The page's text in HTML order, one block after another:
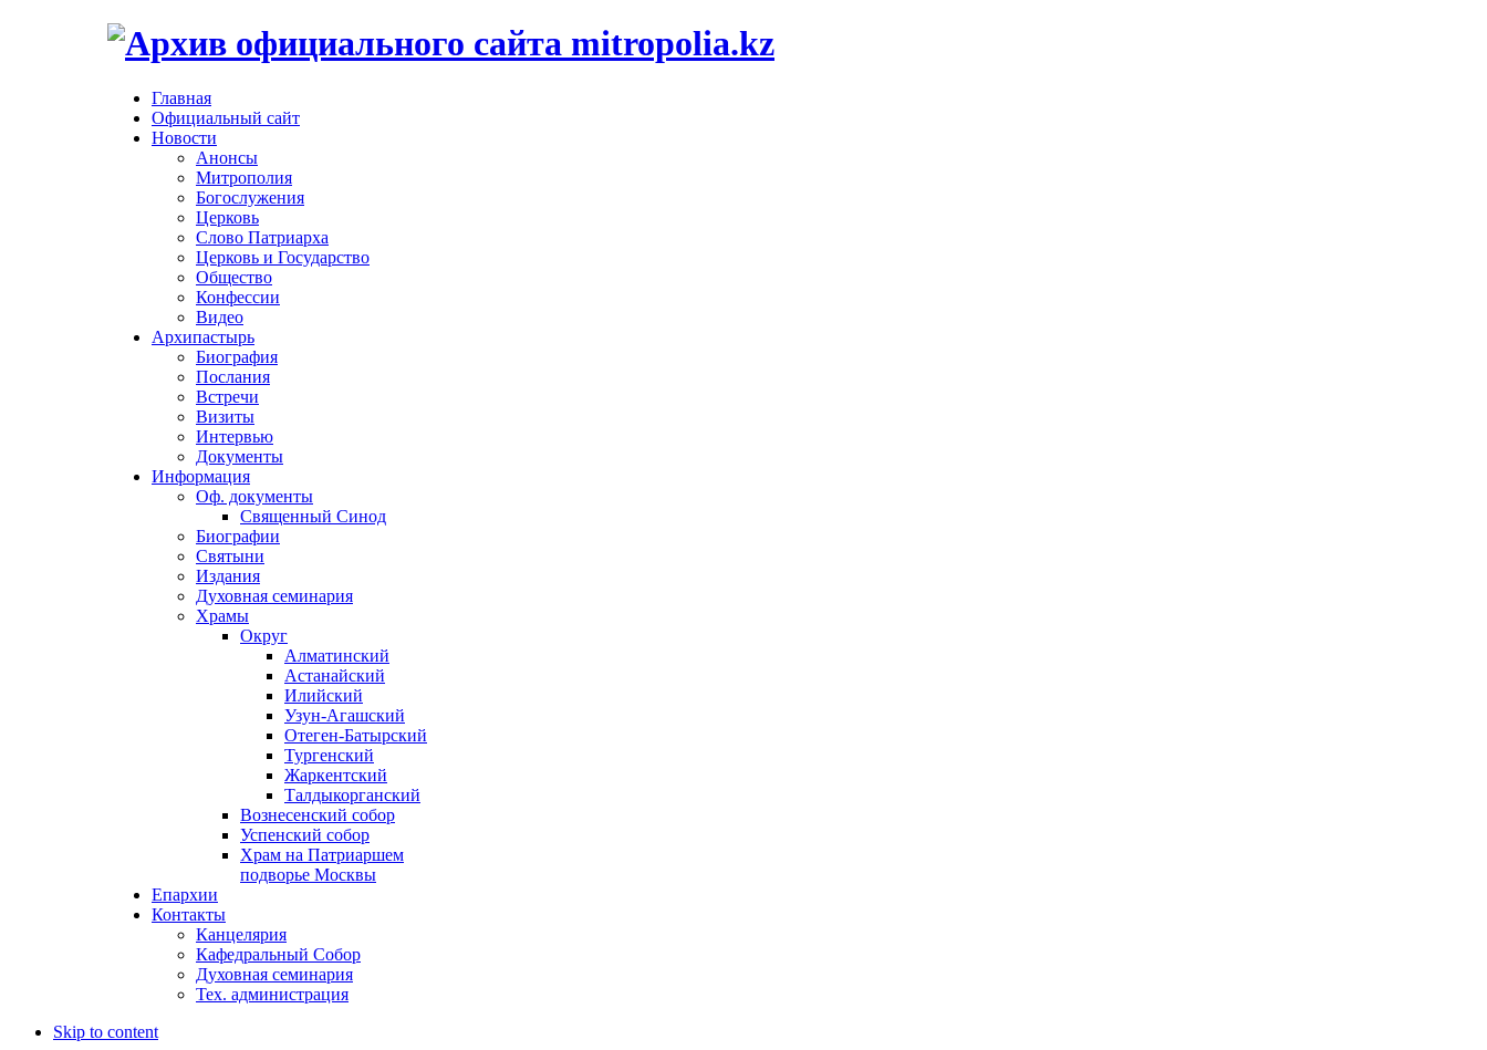
Главная
Официальный сайт
Новости
Анонсы
Митрополия
Богослужения
Церковь
Слово Патриарха
Церковь и Государство
Общество
Конфессии
Видео
Архипастырь
Биография
Послания
Встречи
Визиты
Интервью
Документы
Информация
Оф. документы
Священный Синод
Биографии
Святыни
Издания
Духовная семинария
Храмы
Округ
Алматинский
Астанайский
Илийский
Узун-Агашский
Отеген-Батырский
Тургенский
Жаркентский
Талдыкорганский
Вознесенский собор
Успенский собор
Храм на Патриаршем
подворье Москвы
Епархии
Контакты
Канцелярия
Кафедральный Собор
Духовная семинария
Тех. администрация
Skip to content